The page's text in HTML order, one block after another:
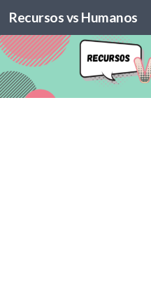
Skip to content
Recursos vs Humanos